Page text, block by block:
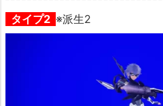
タイプ2 ※派生2